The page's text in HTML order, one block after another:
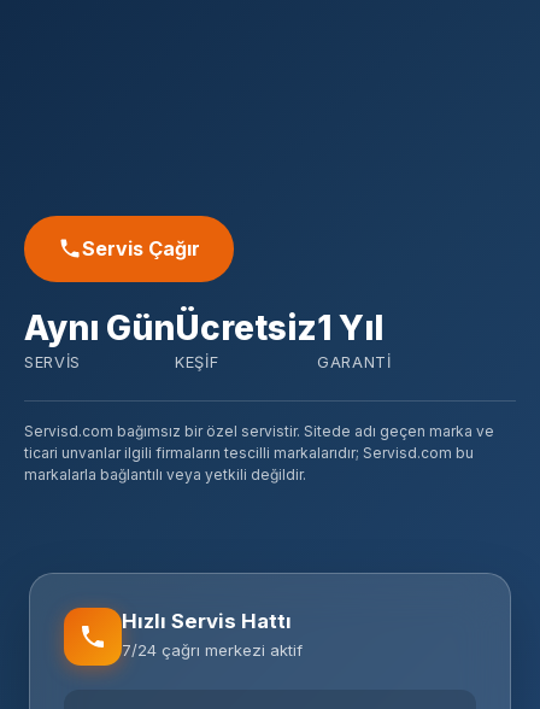
Servis Çağır
Aynı Gün
SERVIS
Ücretsiz
KEŞIF
1 Yıl
GARANTI
Servisd.com bağımsız bir özel servistir. Sitede adı geçen marka ve
ticari unvanlar ilgili firmaların tescilli markalarıdır; Servisd.com bu
markalarla bağlantılı veya yetkili değildir.
Hızlı Servis Hattı
7/24 çağrı merkezi aktif